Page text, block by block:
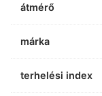
átmérő
márka
terhelési index